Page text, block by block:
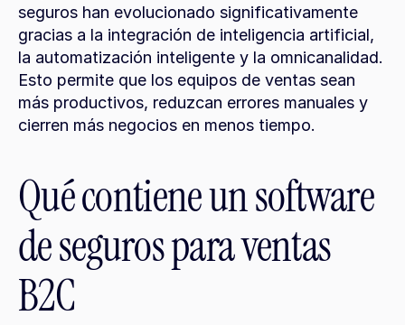
seguros han evolucionado significativamente
gracias a la integración de inteligencia artificial,
la automatización inteligente y la omnicanalidad.
Esto permite que los equipos de ventas sean
más productivos, reduzcan errores manuales y
cierren más negocios en menos tiempo.
Qué contiene un software
de seguros para ventas
B2C